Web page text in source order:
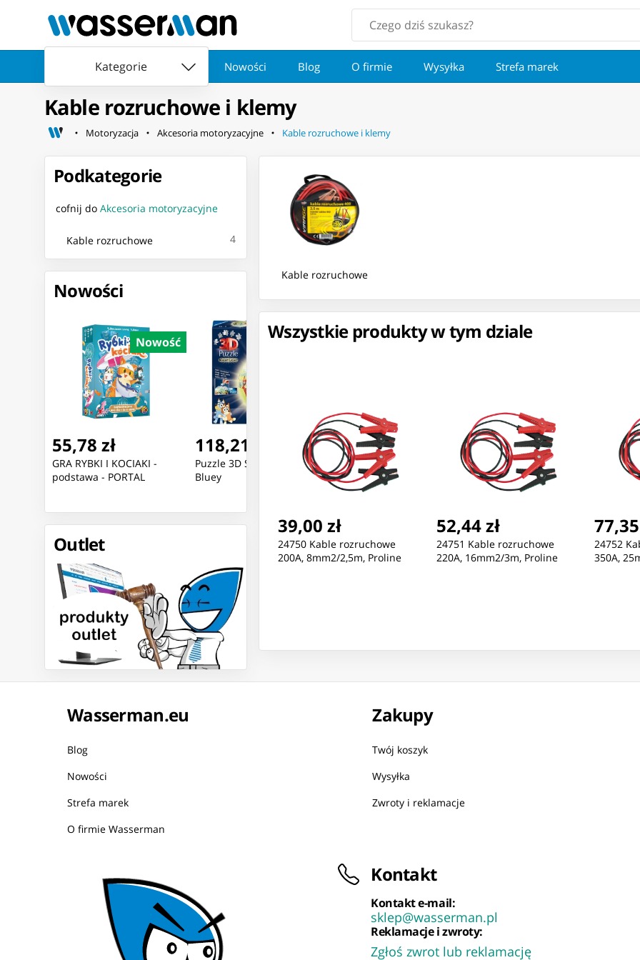
Kategorie Nowości Blog O firmie Wysyłka Strefa marek
Kable rozruchowe i klemy
Motoryzacja Akcesoria motoryzacyjne Kable rozruchowe i klemy
Podkategorie
cofnij do Akcesoria motoryzacyjne
Kable rozruchowe 4
Nowości
Nowość
55,78 zł
GRA RYBKI I KOCIAKI -
podstawa - PORTAL
Nowość
118,21 zł
Puzzle 3D Świecąca Kula:
Bluey
Nowość
367,86 zł
ZEGAREK DAMSKI TOMMY
HILFIGER 1782141 ARI
(zf542d) + BOX
432,12 zł
ZEGAREK MĘSKI TOMMY
HILFIGER 1791799 + BOX
Outlet
Kable rozruchowe
Wszystkie produkty w tym dziale
39,00 zł
24750 Kable rozruchowe
200A, 8mm2/2,5m, Proline
52,44 zł
24751 Kable rozruchowe
220A, 16mm2/3m, Proline
24752
350A,
Wasserman.eu
Blog
Nowości
Strefa marek
O firmie Wasserman
Zakupy
Twój koszyk
Wysyłka
Zwroty i reklamacje
Kontakt
Kontakt e-mail:
sklep@wasserman.pl
Reklamacje i zwroty:
Zgłoś zwrot lub reklamację